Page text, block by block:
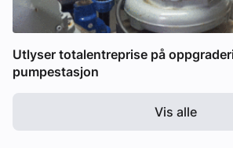
Utlyser totalentreprise på
pumpestasjon
Vis alle